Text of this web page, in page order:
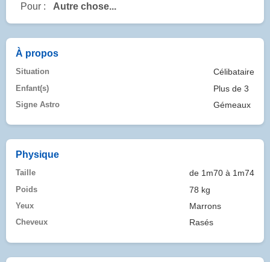
Pour : Autre chose...
À propos
Situation Célibataire
Enfant(s) Plus de 3
Signe Astro Gémeaux
Physique
Taille de 1m70 à 1m74
Poids 78 kg
Yeux Marrons
Cheveux Rasés